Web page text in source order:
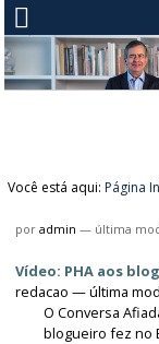
Você está aqui: Página
poradmin — última
Vídeo: PHA aos
redacao — última
O Conversa
blogueiro fez no